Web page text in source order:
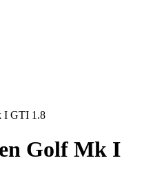
I GTI 1.8
Golf Mk I